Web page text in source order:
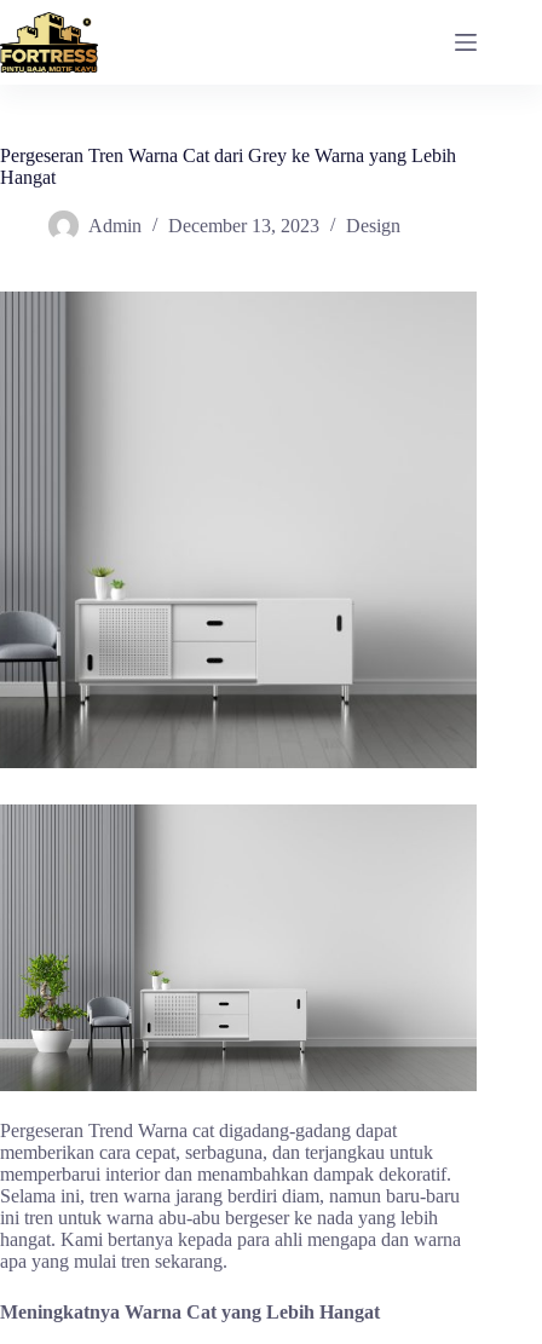
content
Pergeseran Tren Warna Cat dari Grey ke Warna yang Lebih
Hangat
Admin December 13, 2023 Design
Pergeseran Trend Warna cat digadang-gadang dapat
memberikan cara cepat, serbaguna, dan terjangkau untuk
memperbarui interior dan menambahkan dampak dekoratif.
Selama ini, tren warna jarang berdiri diam, namun baru-baru
ini tren untuk warna abu-abu bergeser ke nada yang lebih
hangat. Kami bertanya kepada para ahli mengapa dan warna
apa yang mulai tren sekarang.
Meningkatnya Warna Cat yang Lebih Hangat